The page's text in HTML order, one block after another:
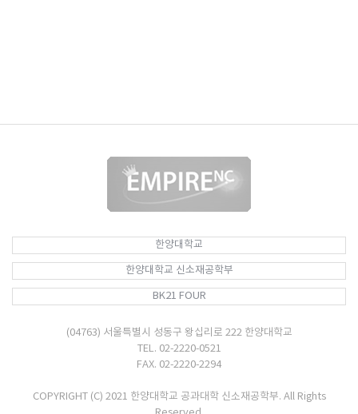
한양대학교
한양대학교 신소재공학부
BK21 FOUR
(04763) 서울특별시 성동구 왕십리로 222 한양대학교
TEL. 02-2220-0521
FAX. 02-2220-2294
COPYRIGHT (C) 2021 한양대학교 공과대학 신소재공학부. All Rights